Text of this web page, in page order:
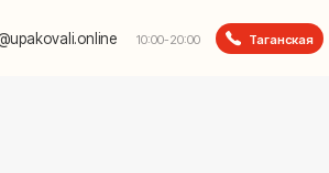
10:00-20:00 Таганская Плющиха